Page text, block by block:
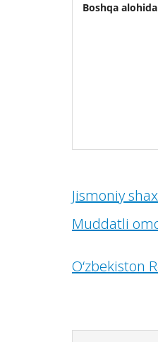
Boshqa
Jismoniy
Muddatli
O‘zbekiston